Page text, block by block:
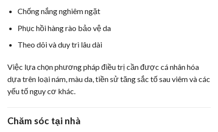
Chống nắng nghiêm ngặt
Phục hồi hàng rào bảo vệ da
Theo dõi và duy trì lâu dài
Việc lựa chọn phương pháp điều trị cần được cá nhân hóa
dựa trên loại nám, màu da, tiền sử tăng sắc tố sau viêm và các
yếu tố nguy cơ khác.
Chăm sóc tại nhà